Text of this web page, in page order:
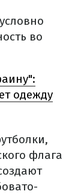
во
одежду
флага